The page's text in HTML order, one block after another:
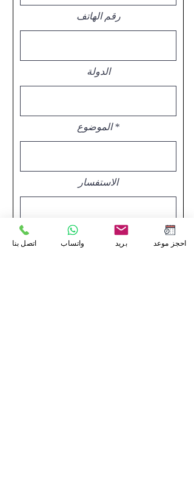
رقم الهاتف
الدولة
الموضوع
الاستفسار
اتصل بنا واتساب بريد احجز موعد